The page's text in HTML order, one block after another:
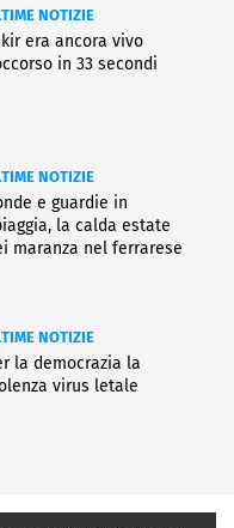
NOTIZIE
era ancora vivo
in 33 secondi
NOTIZIE
e guardie in
la calda estate
maranza nel ferrarese
NOTIZIE
la democrazia la
virus letale